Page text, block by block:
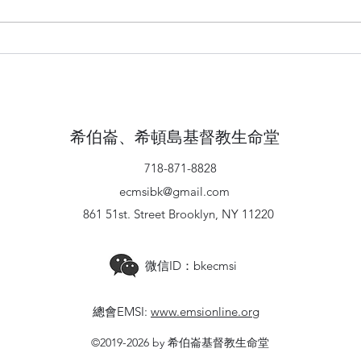
從約
希伯崙、希頓島基督教生命堂
718-871-8828
ecmsibk@gmail.com
861 51st. Street Brooklyn, NY 11220
微信ID：bkecmsi
總會EMSI: www.emsionline.org
©2019-2026 by 希伯崙基督教生命堂